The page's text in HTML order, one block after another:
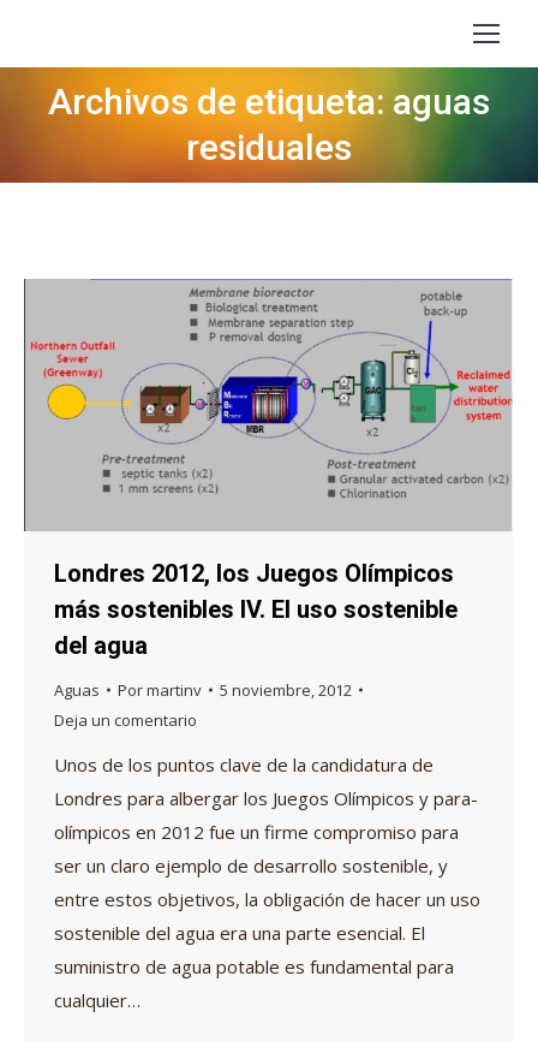
Archivos de etiqueta: aguas
residuales
Estás aquí:
Londres 2012, los Juegos Olímpicos
más sostenibles IV. El uso sostenible
del agua
Aguas Pormartinv
5 noviembre, 2012
Deja un comentario
Unos de los puntos clave de la candidatura de
Londres para albergar los Juegos Olímpicos y para-
olímpicos en 2012 fue un firme compromiso para
ser un claro ejemplo de desarrollo sostenible, y
entre estos objetivos, la obligación de hacer un uso
sostenible del agua era una parte esencial. El
suministro de agua potable es fundamental para
cualquier…